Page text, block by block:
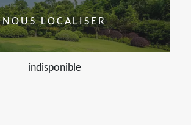
NOUS LOCALISER
indisponible